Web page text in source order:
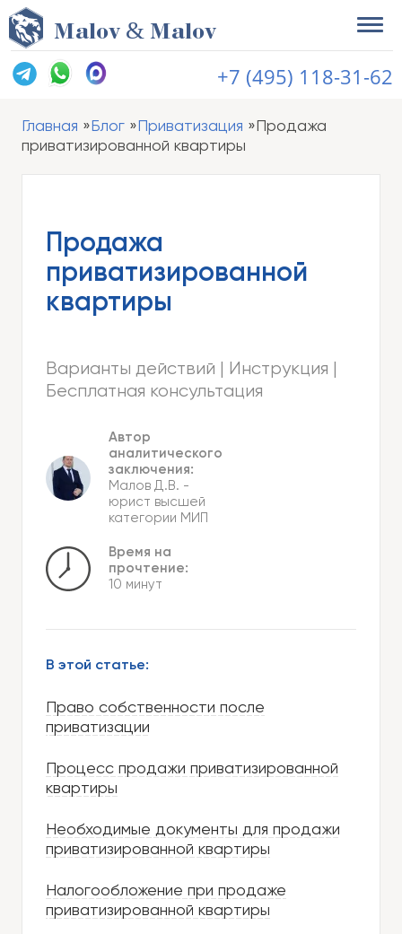
Malov & Malov
+7 (495) 118-31-62
Главная Блог Приватизация
Продажа
приватизированной квартиры
Продажа
приватизированной
квартиры
Варианты действий | Инструкция |
Бесплатная консультация
Автор
аналитического
заключения:
Малов Д.В. -
юрист высшей
категории МИП
Время на
прочтение:
10 минут
В этой статье:
Право собственности после
приватизации
Процесс продажи приватизированной
квартиры
Необходимые документы для продажи
приватизированной квартиры
Налогообложение при продаже
приватизированной квартиры